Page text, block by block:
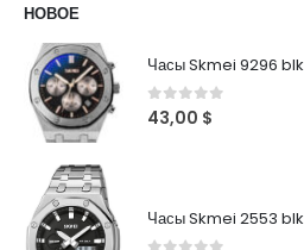
НОВОЕ
Часы Skmei 9296 blk
0 out of 5
43,00 $
Часы Skmei 2553 blk